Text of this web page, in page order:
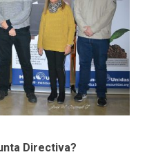
Directiva?